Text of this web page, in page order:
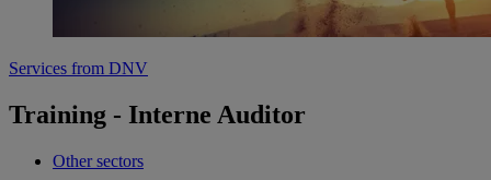
Services from DNV
Training - Interne Auditor
Other sectors